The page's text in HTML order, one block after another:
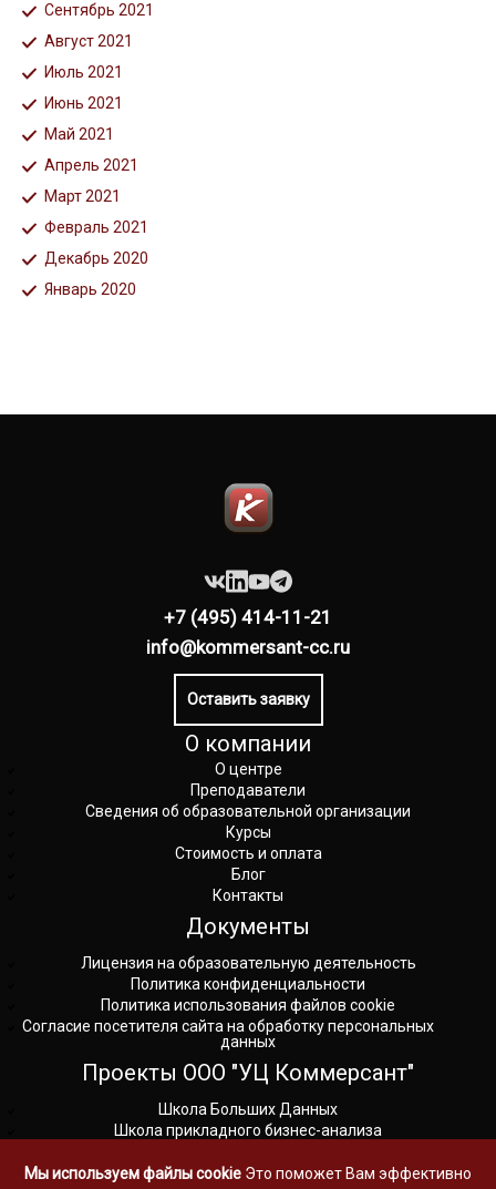
Сентябрь 2021
Август 2021
Июль 2021
Июнь 2021
Май 2021
Апрель 2021
Март 2021
Февраль 2021
Декабрь 2020
Январь 2020
+7 (495) 414-11-21
info@kommersant-cc.ru
Оставить заявку
О компании
О центре
Преподаватели
Сведения об образовательной организации
Курсы
Стоимость и оплата
Блог
Контакты
Документы
Лицензия на образовательную деятельность
Политика конфиденциальности
Политика использования файлов cookie
Согласие посетителя сайта на обработку персональных
данных
Проекты ООО "УЦ Коммерсант"
Школа Больших Данных
Школа прикладного бизнес-анализа
Мы используем файлы cookie Это поможет Вам эффективно